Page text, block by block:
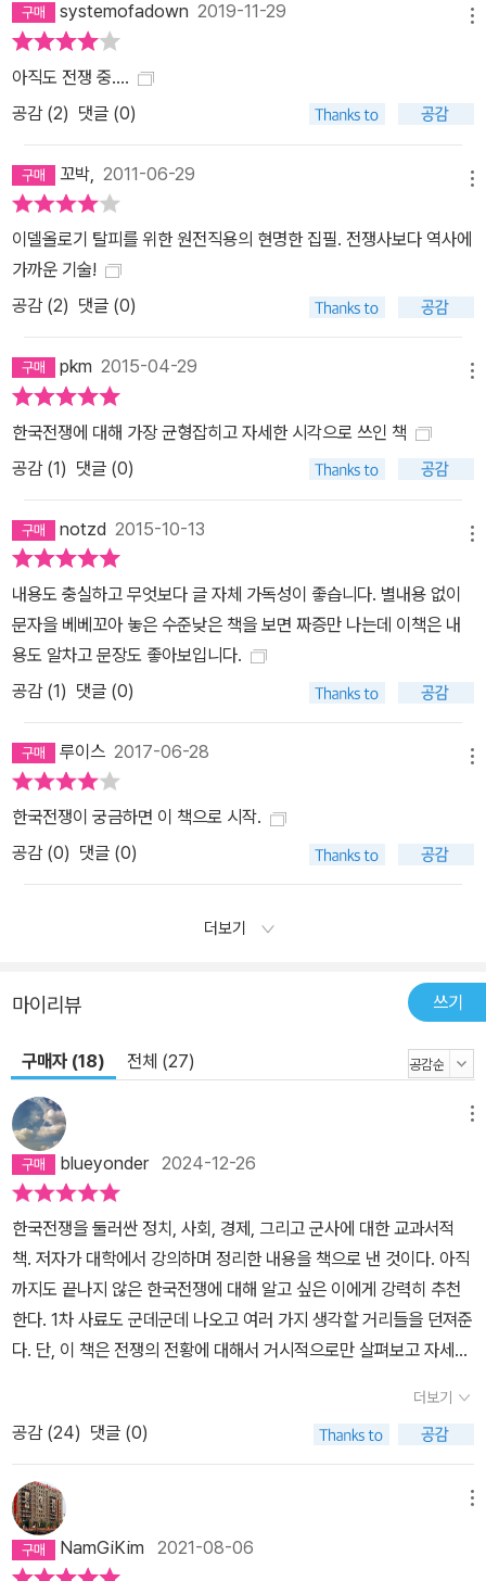
systemofadown 2019-11-29
아직도 전쟁 중....
공감 (2) 댓글 (0)
꼬박, 2011-06-29
이델올로기 탈피를 위한 원전직용의 현명한 집필. 전쟁사보다 역사에
가까운 기술!
공감 (2) 댓글 (0)
pkm 2015-04-29
한국전쟁에 대해 가장 균형잡히고 자세한 시각으로 쓰인 책
공감 (1) 댓글 (0)
notzd 2015-10-13
내용도 충실하고 무엇보다 글 자체 가독성이 좋습니다. 별내용 없이
문자을 베베꼬아 놓은 수준낮은 책을 보면 짜증만 나는데 이책은 내
용도 알차고 문장도 좋아보입니다.
공감 (1) 댓글 (0)
루이스 2017-06-28
한국전쟁이 궁금하면 이 책으로 시작.
공감 (0) 댓글 (0)
더보기
마이리뷰 쓰기
구매자 (18) 전체 (27)
blueyonder2024-12-26
한국전쟁을 둘러싼 정치, 사회, 경제, 그리고 군사에 대한 교과서적
책. 저자가 대학에서 강의하며 정리한 내용을 책으로 낸 것이다. 아직
까지도 끝나지 않은 한국전쟁에 대해 알고 싶은 이에게 강력히 추천
한다. 1차 사료도 군데군데 나오고 여러 가지 생각할 거리들을 던져준
다. 단, 이 책은 전쟁의 전황에 대해서 거시적으로만 살펴보고 자세히
없을 것이다. 그 여파는 아직도 끝나지 않고 우리 생활에 큰 영향을 미
치고 있다. 통일은 차치하고라도 남북한 사이에 다시 평화가 정착하
기를 염원한다. 책 속 몇 구절:... 정전협정을 통해서 전쟁을 끝내되,
적에게는 최대한 타격을 주고 남한군의 전력은 최대한 강화하면서 끝
내야 한다는 것을 의미했다. 이제 38선 이북으로 진격할 때의 전략은
수정된 것이다. (250 페이지)... 화력에 자신 있던 유엔군 측은 당시
더보기
공감 (24) 댓글 (0)
NamGiKim 2021-08-06